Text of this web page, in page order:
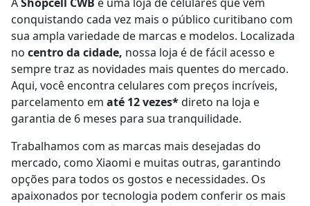
conquistando cada vez mais o público curitibano com
sua ampla variedade de marcas e modelos. Localizada
no centro da cidade, nossa loja é de fácil acesso e
sempre traz as novidades mais quentes do mercado.
Aqui, você encontra celulares com preços incríveis,
parcelamento em até 12 vezes*direto na loja e
garantia de 6 meses para sua tranquilidade.
Trabalhamos com as marcas mais desejadas do
mercado, como Xiaomi e muitas outras, garantindo
opções para todos os gostos e necessidades. Os
apaixonados por tecnologia podem conferir os mais